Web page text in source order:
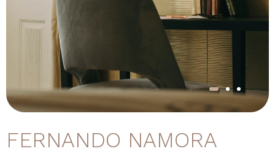
FERNANDO NAMORA